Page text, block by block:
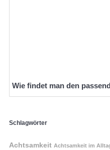
Wie findet man den
Schlagwörter
Achtsamkeit Achtsamkeit im